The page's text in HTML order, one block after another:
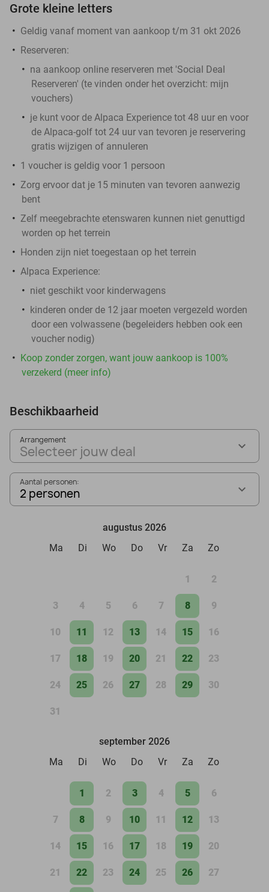
Grote kleine letters
Geldig vanaf moment van aankoop t/m 31 okt 2026
Reserveren:
na aankoop online reserveren met 'Social Deal
Reserveren' (te vinden onder het overzicht: mijn
vouchers)
je kunt voor de Alpaca Experience tot 48 uur en voor
de Alpaca-golf tot 24 uur van tevoren je reservering
gratis wijzigen of annuleren
1 voucher is geldig voor 1 persoon
Zorg ervoor dat je 15 minuten van tevoren aanwezig
bent
Zelf meegebrachte etenswaren kunnen niet genuttigd
worden op het terrein
Honden zijn niet toegestaan op het terrein
Alpaca Experience:
niet geschikt voor kinderwagens
kinderen onder de 12 jaar moeten vergezeld worden
door een volwassene (begeleiders hebben ook een
voucher nodig)
Koop zonder zorgen, want jouw aankoop is 100%
verzekerd (meer info)
Beschikbaarheid
Arrangement
Selecteer jouw deal
Aantal personen:
2 personen
augustus 2026
Ma
Di Wo Do Vr Za Zo
1 2
3 4 5 6 7 8 9
10 11 12 13 14 15 16
17 18 19 20 21 22 23
24 25 26 27 28 29 30
31
september 2026
Ma
Di Wo Do Vr Za Zo
1 2 3 4 5 6
7 8 9 10 11 12 13
14 15 16 17 18 19 20
21 22 23 24 25 26 27